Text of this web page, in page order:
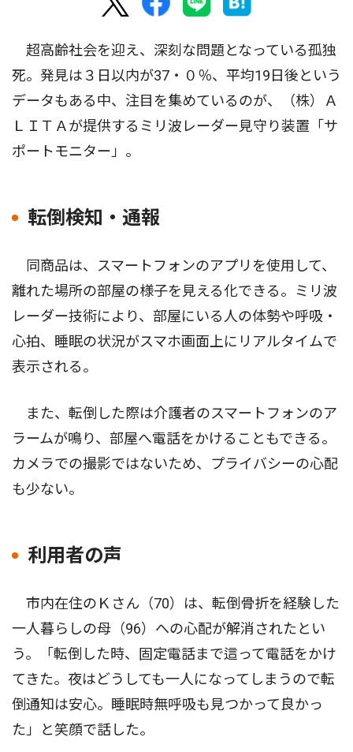
超高齢社会を迎え、深刻な問題となっている孤独
死。発見は３日以内が37・０％、平均19日後という
データもある中、注目を集めているのが、（株）Ａ
ＬＩＴＡが提供するミリ波レーダー見守り装置「サ
ポートモニター」。
転倒検知・通報
同商品は、スマートフォンのアプリを使用して、
離れた場所の部屋の様子を見える化できる。ミリ波
レーダー技術により、部屋にいる人の体勢や呼吸・
心拍、睡眠の状況がスマホ画面上にリアルタイムで
表示される。
また、転倒した際は介護者のスマートフォンのア
ラームが鳴り、部屋へ電話をかけることもできる。
カメラでの撮影ではないため、プライバシーの心配
も少ない。
利用者の声
市内在住のＫさん（70）は、転倒骨折を経験した
一人暮らしの母（96）への心配が解消されたとい
う。「転倒した時、固定電話まで這って電話をかけ
てきた。夜はどうしても一人になってしまうので転
倒通知は安心。睡眠時無呼吸も見つかって良かっ
た」と笑顔で話した。